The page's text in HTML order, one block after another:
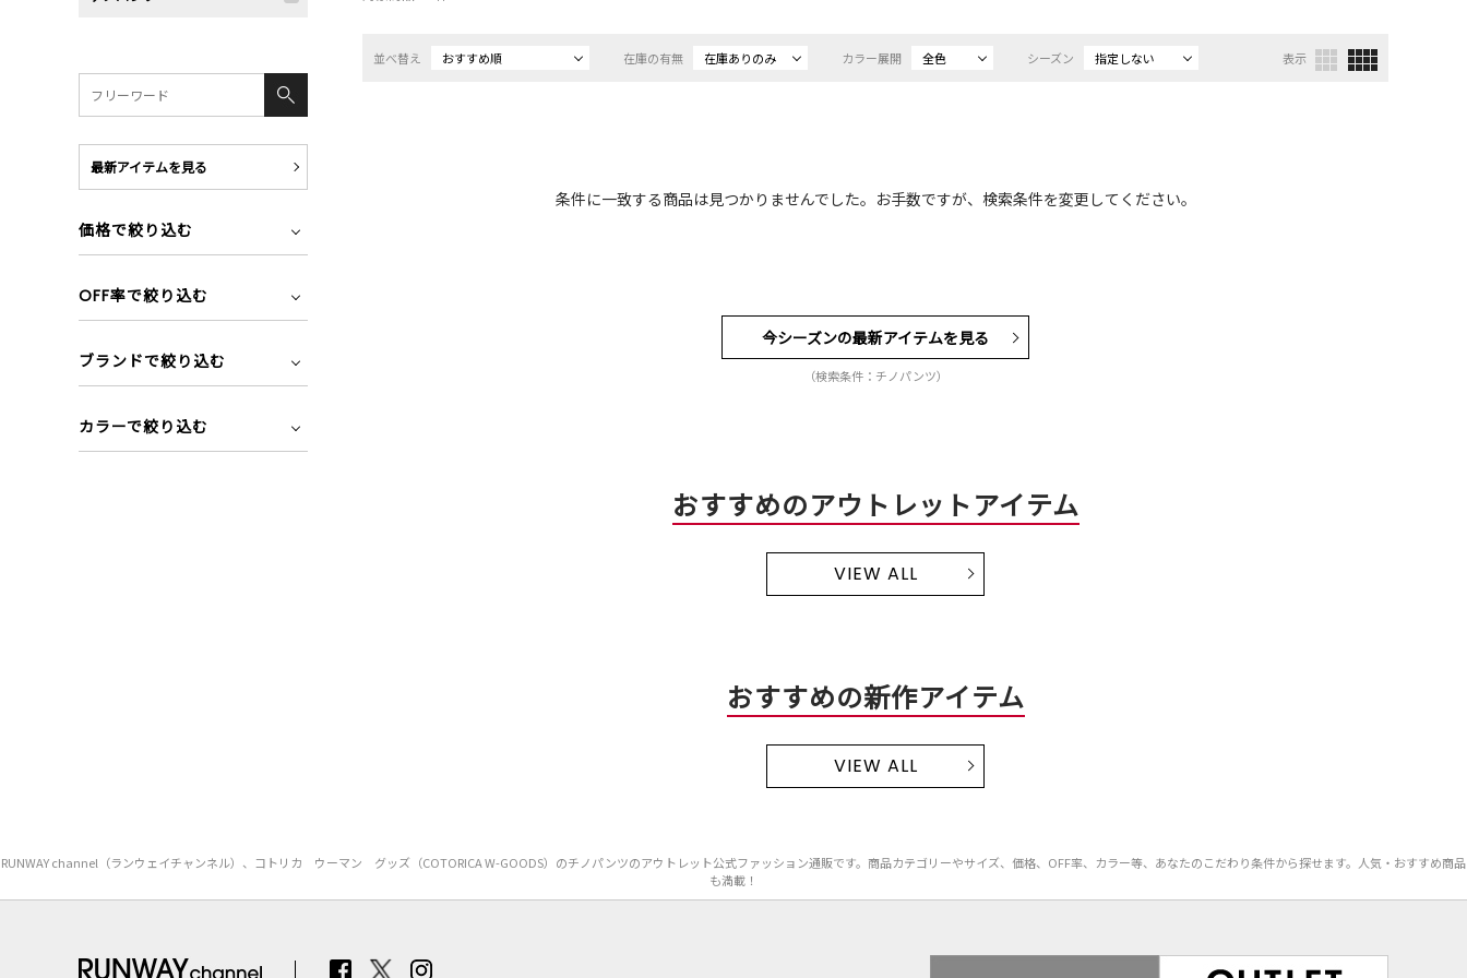
並べ替え おすすめ順 在庫の有無 在庫ありのみ カラー展開 全色 シーズン 指定しない 表示
条件に一致する商品は見つかりませんでした。お手数ですが、検索条件を変更してください。
今シーズンの最新アイテムを見る
（検索条件：チノパンツ）
おすすめのアウトレットアイテム
VIEW ALL
おすすめの新作アイテム
VIEW ALL
最新アイテムを見る
価格で絞り込む
OFF率で絞り込む
ブランドで絞り込む
カラーで絞り込む
RUNWAY channel（ランウェイチャンネル）、コトリカ ウーマン グッズ（COTORICA W-GOODS）のチノパンツのアウトレット公式ファッション通販です。商品カテゴリーやサイズ、価格、OFF率、カラー等、あなたのこだわり条件から探せます。人気・おすすめ商品
も満載！